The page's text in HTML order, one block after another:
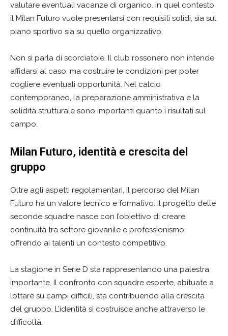
valutare eventuali vacanze di organico. In quel contesto
il Milan Futuro vuole presentarsi con requisiti solidi, sia sul
piano sportivo sia su quello organizzativo.
Non si parla di scorciatoie. Il club rossonero non intende
affidarsi al caso, ma costruire le condizioni per poter
cogliere eventuali opportunità. Nel calcio
contemporaneo, la preparazione amministrativa e la
solidità strutturale sono importanti quanto i risultati sul
campo.
Milan Futuro, identità e crescita del
gruppo
Oltre agli aspetti regolamentari, il percorso del Milan
Futuro ha un valore tecnico e formativo. Il progetto delle
seconde squadre nasce con l’obiettivo di creare
continuità tra settore giovanile e professionismo,
offrendo ai talenti un contesto competitivo.
La stagione in Serie D sta rappresentando una palestra
importante. Il confronto con squadre esperte, abituate a
lottare su campi difficili, sta contribuendo alla crescita
del gruppo. L’identità si costruisce anche attraverso le
difficoltà.